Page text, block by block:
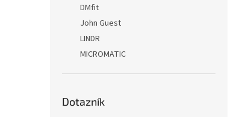
DMfit
John Guest
LINDR
MICROMATIC
Dotazník